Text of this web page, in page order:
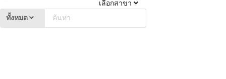
เลือกสาขา
ทั้งหมด